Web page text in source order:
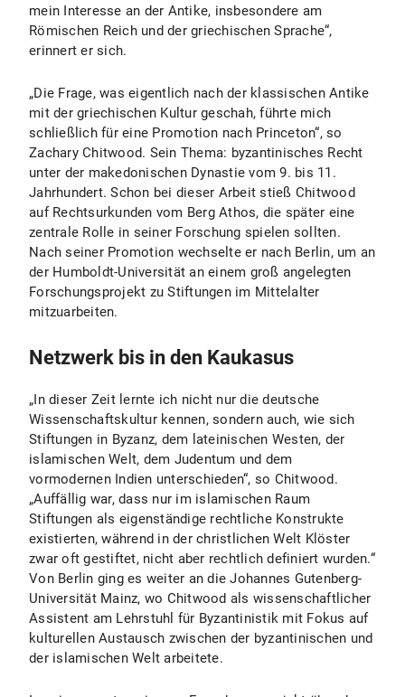
mein Interesse an der Antike, insbesondere am
Römischen Reich und der griechischen Sprache“,
erinnert er sich.
„Die Frage, was eigentlich nach der klassischen Antike
mit der griechischen Kultur geschah, führte mich
schließlich für eine Promotion nach Princeton“, so
Zachary Chitwood. Sein Thema: byzantinisches Recht
unter der makedonischen Dynastie vom 9. bis 11.
Jahrhundert. Schon bei dieser Arbeit stieß Chitwood
auf Rechtsurkunden vom Berg Athos, die später eine
zentrale Rolle in seiner Forschung spielen sollten.
Nach seiner Promotion wechselte er nach Berlin, um an
der Humboldt-Universität an einem groß angelegten
Forschungsprojekt zu Stiftungen im Mittelalter
mitzuarbeiten.
Netzwerk bis in den Kaukasus
„In dieser Zeit lernte ich nicht nur die deutsche
Wissenschaftskultur kennen, sondern auch, wie sich
Stiftungen in Byzanz, dem lateinischen Westen, der
islamischen Welt, dem Judentum und dem
vormodernen Indien unterschieden“, so Chitwood.
„Auffällig war, dass nur im islamischen Raum
Stiftungen als eigenständige rechtliche Konstrukte
existierten, während in der christlichen Welt Klöster
zwar oft gestiftet, nicht aber rechtlich definiert wurden.“
Von Berlin ging es weiter an die Johannes Gutenberg-
Universität Mainz, wo Chitwood als wissenschaftlicher
Assistent am Lehrstuhl für Byzantinistik mit Fokus auf
kulturellen Austausch zwischen der byzantinischen und
der islamischen Welt arbeitete.